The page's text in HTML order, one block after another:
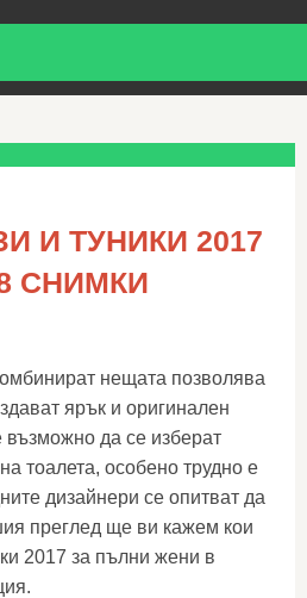
И ТУНИКИ 2017
СНИМКИ
нещата позволява
ярък и оригинален
да се изберат
тоалета, особено трудно е
дизайнери се опитват да
преглед ще ви кажем кои
2017 за пълни жени в